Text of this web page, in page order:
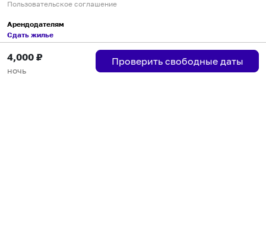
4,000 ₽
ночь
Проверить свободные даты
Пользовательское соглашение
Арендодателям
Сдать жилье
Пользовательское соглашение
Правила публикации объявлений